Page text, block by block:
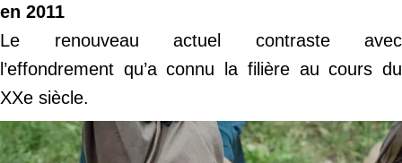
en 2011
Le renouveau actuel contraste avec
l’effondrement qu’a connu la filière au cours du
XXe siècle.